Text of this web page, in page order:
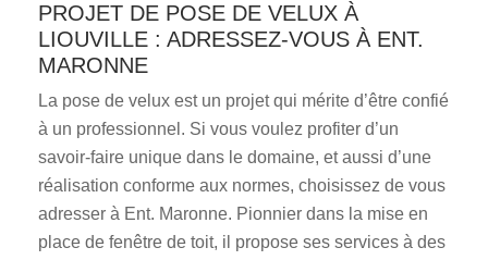
PROJET DE POSE DE VELUX À
LIOUVILLE : ADRESSEZ-VOUS À ENT.
MARONNE
La pose de velux est un projet qui mérite d’être confié
à un professionnel. Si vous voulez profiter d’un
savoir-faire unique dans le domaine, et aussi d’une
réalisation conforme aux normes, choisissez de vous
adresser à Ent. Maronne. Pionnier dans la mise en
place de fenêtre de toit, il propose ses services à des